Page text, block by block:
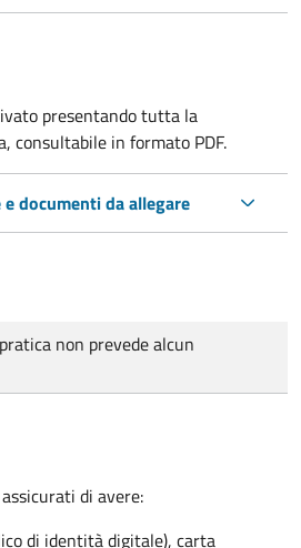
presentando tutta la
consultabile in formato PDF.
documenti da allegare
non prevede alcun
di avere:
di identità digitale), carta